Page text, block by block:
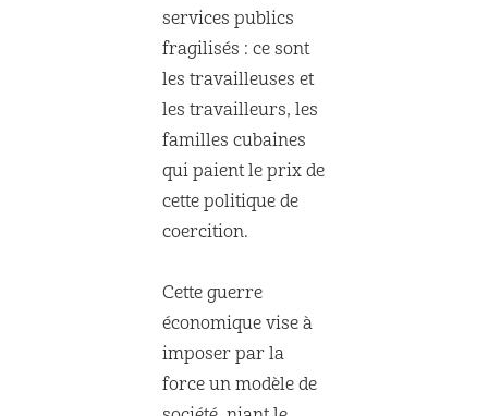
services publics
fragilisés : ce sont
les travailleuses et
les travailleurs, les
familles cubaines
qui paient le prix de
cette politique de
coercition.
Cette guerre
économique vise à
imposer par la
force un modèle de